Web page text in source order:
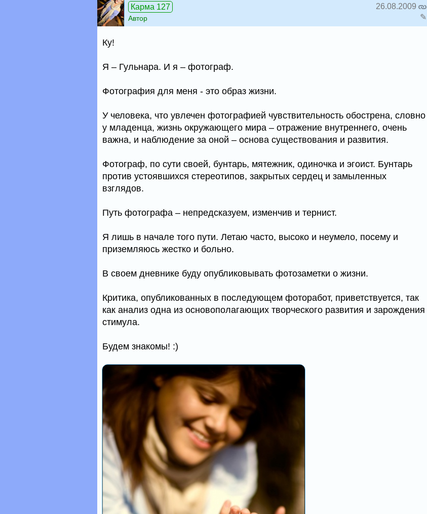
Карма 127
Автор
26.08.2009
✎
Ку!
Я – Гульнара. И я – фотограф.
Фотография для меня - это образ жизни.
У человека, что увлечен фотографией чувствительность обострена, словно
у младенца, жизнь окружающего мира – отражение внутреннего, очень
важна, и наблюдение за оной – основа существования и развития.
Фотограф, по сути своей, бунтарь, мятежник, одиночка и эгоист. Бунтарь
против устоявшихся стереотипов, закрытых сердец и замыленных
взглядов.
Путь фотографа – непредсказуем, изменчив и тернист.
Я лишь в начале того пути. Летаю часто, высоко и неумело, посему и
приземляюсь жестко и больно.
В своем дневнике буду опубликовывать фотозаметки о жизни.
Критика, опубликованных в последующем фоторабот, приветствуется, так
как анализ одна из основополагающих творческого развития и зарождения
стимула.
Будем знакомы! :)